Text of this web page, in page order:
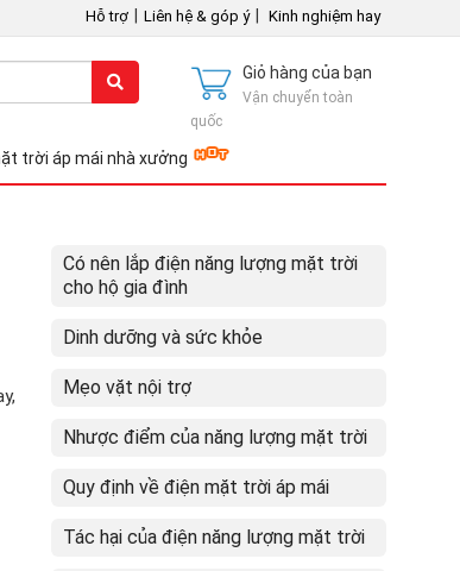
Hỗ trợ Liên hệ & góp ý Kinh nghiệm hay
Giỏ hàng của bạn
Vận chuyển toàn
quốc
trời áp mái nhà xưởng
Có nên lắp điện năng lượng mặt trời
cho hộ gia đình
Dinh dưỡng và sức khỏe
Mẹo vặt nội trợ
Nhược điểm của năng lượng mặt trời
Quy định về điện mặt trời áp mái
Tác hại của điện năng lượng mặt trời